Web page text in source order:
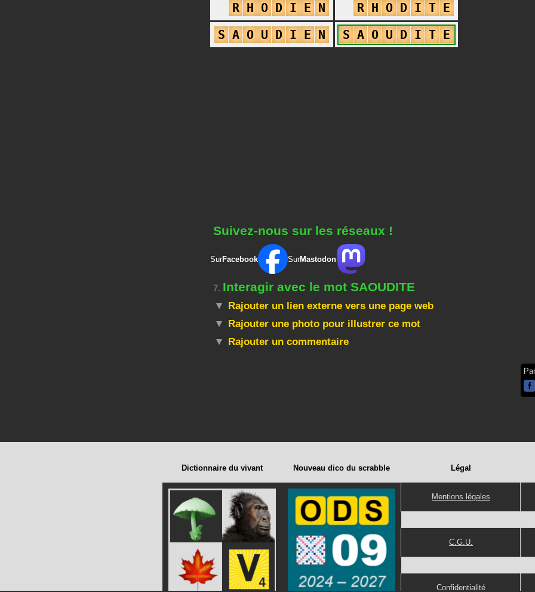
R H O D I E N R H O D I T E
S A O U D I E N S A O U D I T E
Suivez-nous sur les réseaux !
SurFacebook SurMastodon
7. Interagir avec le mot SAOUDITE
Rajouter un lien externe vers une page web
Rajouter une photo pour illustrer ce mot
Rajouter un commentaire
Dictionnaire du vivant Nouveau dico du scrabble Légal
Mentions légales
C.G.U.
Confidentialité